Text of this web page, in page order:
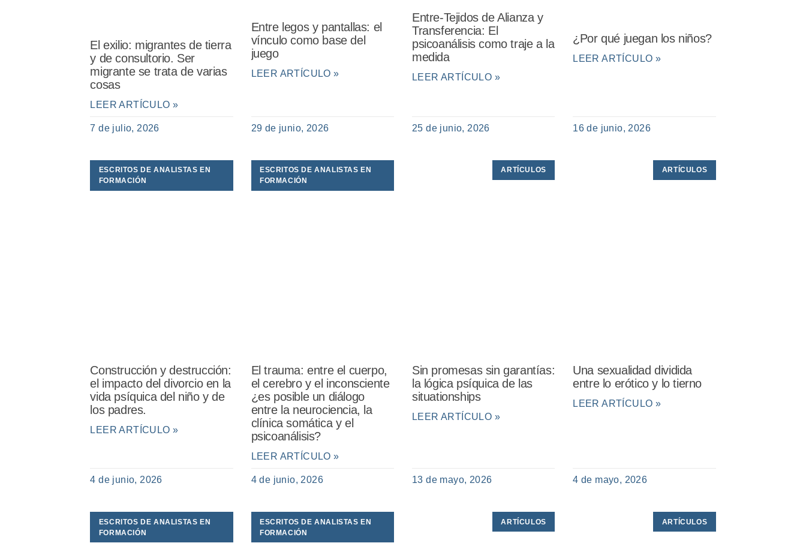
El exilio: migrantes de tierra
y de consultorio. Ser
migrante se trata de varias
cosas
LEER ARTÍCULO »
7 de julio, 2026
Entre legos y pantallas: el
vínculo como base del
juego
LEER ARTÍCULO »
29 de junio, 2026
Entre-Tejidos de Alianza y
Transferencia: El
psicoanálisis como traje a la
medida
LEER ARTÍCULO »
25 de junio, 2026
¿Por qué juegan los niños?
LEER ARTÍCULO »
16 de junio, 2026
ESCRITOS DE ANALISTAS EN
FORMACIÓN
Construcción y destrucción:
el impacto del divorcio en la
vida psíquica del niño y de
los padres.
LEER ARTÍCULO »
4 de junio, 2026
ESCRITOS DE ANALISTAS EN
FORMACIÓN
El trauma: entre el cuerpo,
el cerebro y el inconsciente
¿es posible un diálogo
entre la neurociencia, la
clínica somática y el
psicoanálisis?
LEER ARTÍCULO »
4 de junio, 2026
ARTÍCULOS
Sin promesas sin garantías:
la lógica psíquica de las
situationships
LEER ARTÍCULO »
13 de mayo, 2026
ARTÍCULOS
Una sexualidad dividida
entre lo erótico y lo tierno
LEER ARTÍCULO »
4 de mayo, 2026
ESCRITOS DE ANALISTAS EN
FORMACIÓN
ESCRITOS DE ANALISTAS EN
FORMACIÓN
ARTÍCULOS ARTÍCULOS